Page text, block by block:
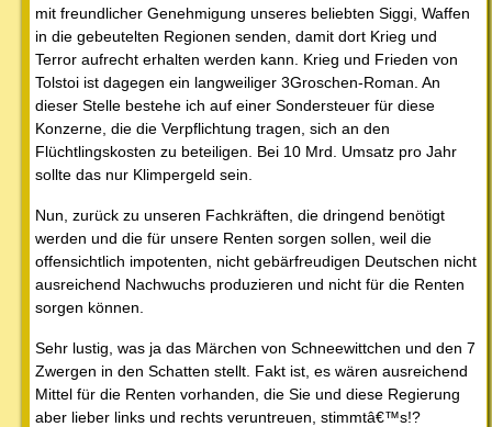
mit freundlicher Genehmigung unseres beliebten Siggi, Waffen
in die gebeutelten Regionen senden, damit dort Krieg und
Terror aufrecht erhalten werden kann. Krieg und Frieden von
Tolstoi ist dagegen ein langweiliger 3Groschen-Roman. An
dieser Stelle bestehe ich auf einer Sondersteuer für diese
Konzerne, die die Verpflichtung tragen, sich an den
Flüchtlingskosten zu beteiligen. Bei 10 Mrd. Umsatz pro Jahr
sollte das nur Klimpergeld sein.
Nun, zurück zu unseren Fachkräften, die dringend benötigt
werden und die für unsere Renten sorgen sollen, weil die
offensichtlich impotenten, nicht gebärfreudigen Deutschen nicht
ausreichend Nachwuchs produzieren und nicht für die Renten
sorgen können.
Sehr lustig, was ja das Märchen von Schneewittchen und den 7
Zwergen in den Schatten stellt. Fakt ist, es wären ausreichend
Mittel für die Renten vorhanden, die Sie und diese Regierung
aber lieber links und rechts veruntreuen, stimmtâ€™s!?